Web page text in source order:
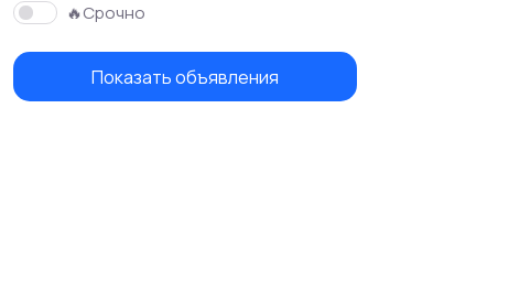
🔥Срочно
Показать объявления